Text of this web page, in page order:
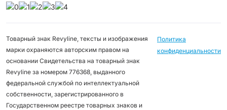
Товарный знак Revyline, тексты и изображения
марки охраняются авторским правом на
основании Свидетельства на товарный знак
Revyline за номером 776368, выданного
федеральной службой по интеллектуальной
собственности, зарегистрированного в
Государственном реестре товарных знаков и
Политика
конфиденциальности